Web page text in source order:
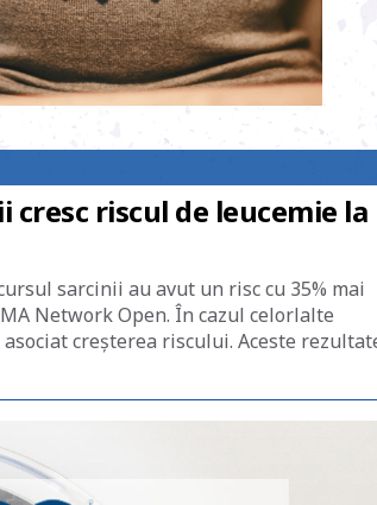
riscul de leucemie la
sarcinii au avut un risc cu 35% mai
Network Open. În cazul celorlalte
creşterea riscului. Aceste